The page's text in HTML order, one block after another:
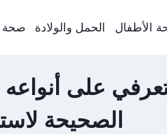
الأطفال الحمل والولادة صحة
تعرفي على
الصحيحة